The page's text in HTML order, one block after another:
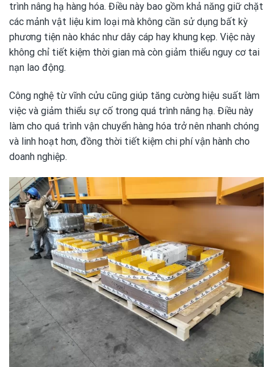
trình nâng hạ hàng hóa. Điều này bao gồm khả năng giữ chặt
các mảnh vật liệu kim loại mà không cần sử dụng bất kỳ
phương tiện nào khác như dây cáp hay khung kẹp. Việc này
không chỉ tiết kiệm thời gian mà còn giảm thiểu nguy cơ tai
nạn lao động.
Công nghệ từ vĩnh cửu cũng giúp tăng cường hiệu suất làm
việc và giảm thiểu sự cố trong quá trình nâng hạ. Điều này
làm cho quá trình vận chuyển hàng hóa trở nên nhanh chóng
và linh hoạt hơn, đồng thời tiết kiệm chi phí vận hành cho
doanh nghiệp.